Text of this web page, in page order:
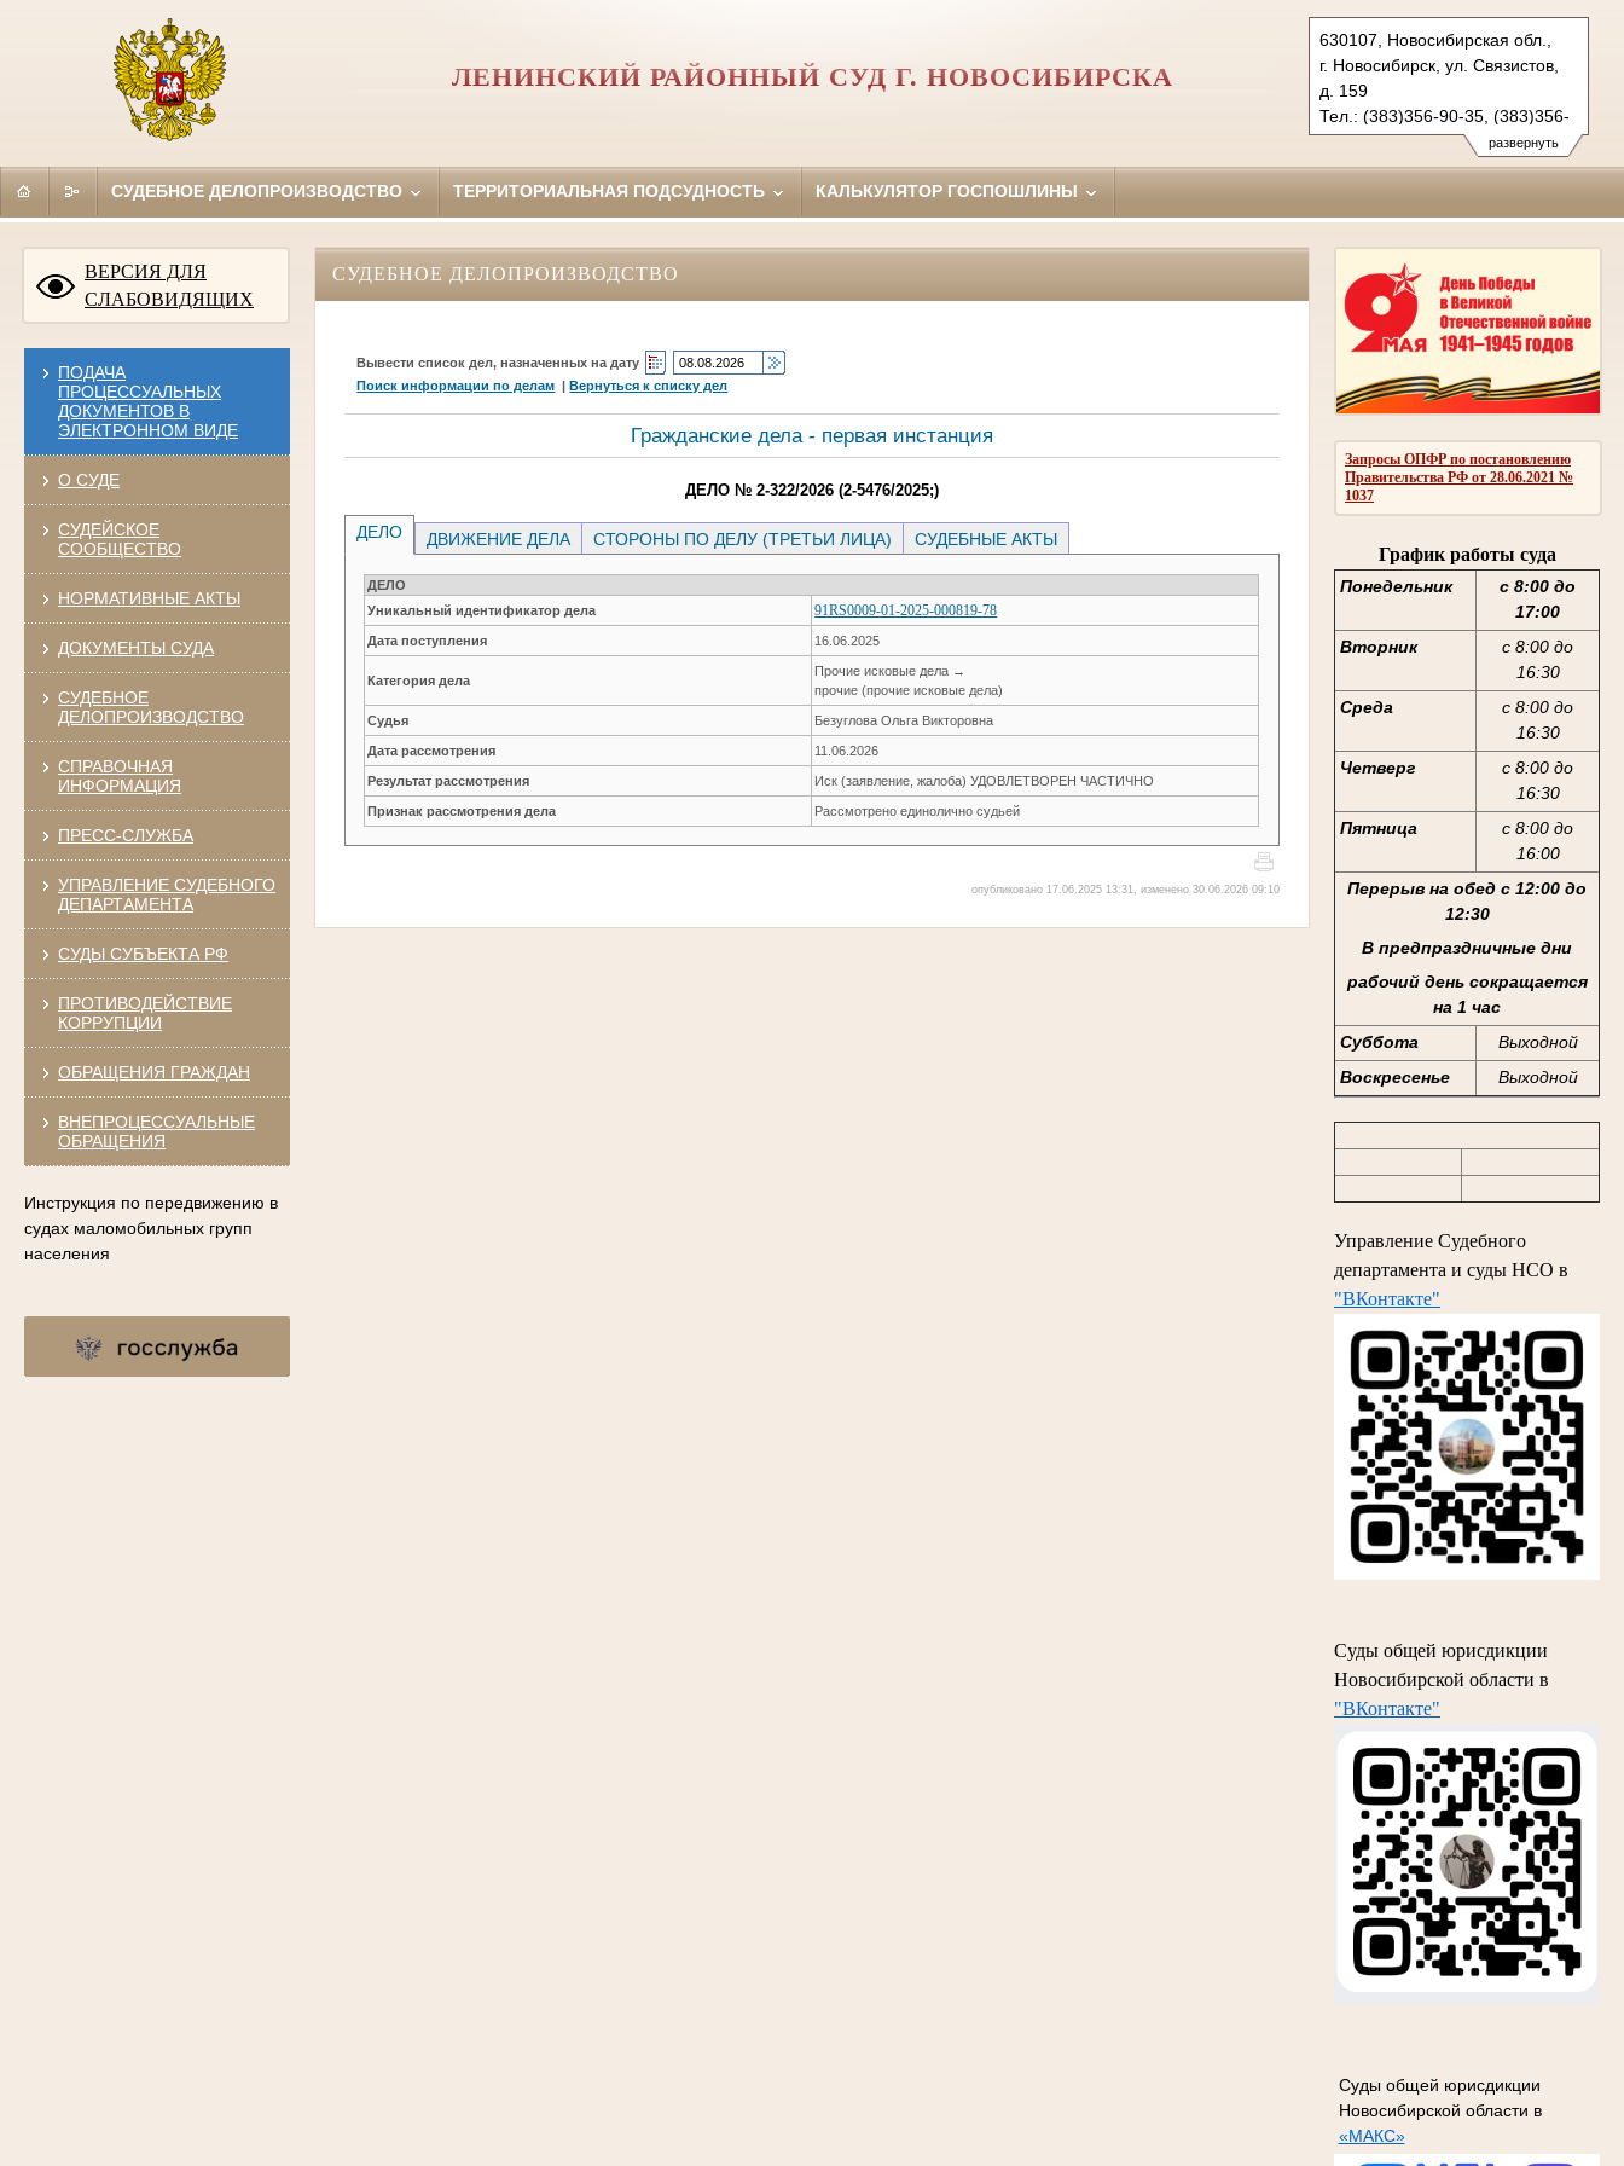
развернуть
630107, Новосибирская обл.,
г. Новосибирск, ул. Связистов,
д. 159
Тел.: (383)356-90-35, (383)356-
90-36 (ф.)
leninsky.nsk@sudrf.ru
ЛЕНИНСКИЙ РАЙОННЫЙ СУД Г. НОВОСИБИРСКА
СУДЕБНОЕ ДЕЛОПРОИЗВОДСТВО ТЕРРИТОРИАЛЬНАЯ ПОДСУДНОСТЬ КАЛЬКУЛЯТОР ГОСПОШЛИНЫ
ВЕРСИЯ ДЛЯ
СЛАБОВИДЯЩИХ
ПОДАЧА
ПРОЦЕССУАЛЬНЫХ
ДОКУМЕНТОВ В
ЭЛЕКТРОННОМ ВИДЕ
О СУДЕ
СУДЕЙСКОЕ
СООБЩЕСТВО
НОРМАТИВНЫЕ АКТЫ
ДОКУМЕНТЫ СУДА
СУДЕБНОЕ
ДЕЛОПРОИЗВОДСТВО
СПРАВОЧНАЯ
ИНФОРМАЦИЯ
ПРЕСС-СЛУЖБА
УПРАВЛЕНИЕ СУДЕБНОГО
ДЕПАРТАМЕНТА
СУДЫ СУБЪЕКТА РФ
ПРОТИВОДЕЙСТВИЕ
КОРРУПЦИИ
ОБРАЩЕНИЯ ГРАЖДАН
ВНЕПРОЦЕССУАЛЬНЫЕ
ОБРАЩЕНИЯ
Инструкция по передвижению в
судах маломобильных групп
населения
Запросы ОПФР по постановлению
Правительства РФ от 28.06.2021 №
1037
График работы суда
Понедельник
с 8:00 до
17:00
Вторник
с 8:00 до
16:30
Среда
с 8:00 до
16:30
Четверг
с 8:00 до
16:30
Пятница
с 8:00 до
16:00
Перерыв на обед с 12:00 до
12:30
В предпраздничные дни
рабочий день сокращается
на 1 час
Суббота
Выходной
Воскресенье
Выходной
Управление Судебного
департамента и суды НСО в
"ВКонтакте"
Суды общей юрисдикции
Новосибирской области в
"ВКонтакте"
Суды общей юрисдикции
Новосибирской области в
«МАКС»
СУДЕБНОЕ ДЕЛОПРОИЗВОДСТВО
Вывести список дел, назначенных на дату
Поиск информации по делам |Вернуться к списку дел
Гражданские дела - первая инстанция
ДЕЛО № 2-322/2026 (2-5476/2025;)
ДЕЛО ДВИЖЕНИЕ ДЕЛА СТОРОНЫ ПО ДЕЛУ (ТРЕТЬИ ЛИЦА) СУДЕБНЫЕ АКТЫ
ДЕЛО
Уникальный идентификатор дела
91RS0009-01-2025-000819-78
Дата поступления 16.06.2025
Категория дела
Прочие исковые дела →
прочие (прочие исковые дела)
Судья Безуглова Ольга Викторовна
Дата рассмотрения 11.06.2026
Результат рассмотрения Иск (заявление, жалоба) УДОВЛЕТВОРЕН ЧАСТИЧНО
Признак рассмотрения дела Рассмотрено единолично судьей
опубликовано 17.06.2025 13:31, изменено 30.06.2026 09:10